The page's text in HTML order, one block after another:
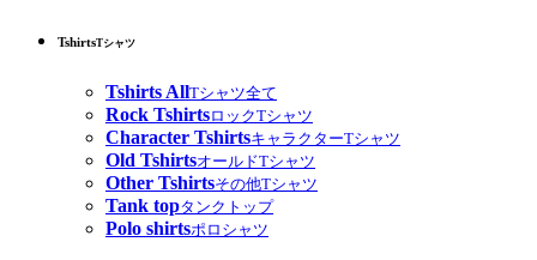
TshirtsTシャツ
Tshirts AllTシャツ全て
Rock TshirtsロックTシャツ
Character TshirtsキャラクターTシャツ
Old TshirtsオールドTシャツ
Other Tshirtsその他Tシャツ
Tank topタンクトップ
Polo shirtsポロシャツ